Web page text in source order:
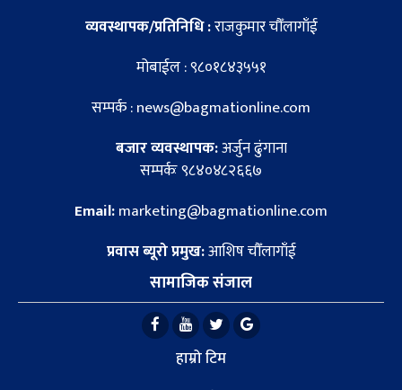
व्यवस्थापक/प्रतिनिधि :राजकुमार चौँलागाँई
मोबाईल : ९८०१८४३५५१
सम्पर्क : news@bagmationline.com
बजार व्यवस्थापक:अर्जुन ढुंगाना
सम्पर्कः ९८४०४८२६६७
Email:marketing@bagmationline.com
प्रवास ब्यूरो प्रमुख:आशिष चौँलागाँई
सामाजिक संजाल
हाम्रो टिम